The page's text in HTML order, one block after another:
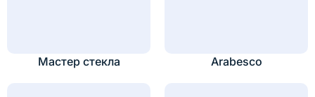
Мастер стекла Arabesco